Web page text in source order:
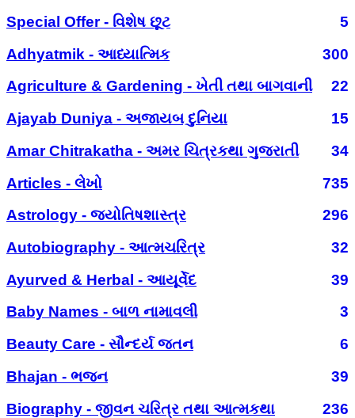
Special Offer - વિશેષ છૂટ
5
Adhyatmik - આધ્યાત્મિક
300
Agriculture & Gardening - ખેતી તથા બાગવાની
22
Ajayab Duniya - અજાયબ દુનિયા
15
Amar Chitrakatha - અમર ચિત્રકથા ગુજરાતી
34
Articles - લેખો
735
Astrology - જ્યોતિષશાસ્ત્ર
296
Autobiography - આત્મચરિત્ર
32
Ayurved & Herbal - આયૂર્વેદ
39
Baby Names - બાળ નામાવલી
3
Beauty Care - સૌન્દર્ય જતન
6
Bhajan - ભજન
39
Biography - જીવન ચરિત્ર તથા આત્મકથા
236